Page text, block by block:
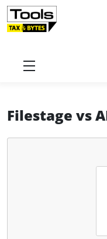
Startseite
Filestage vs